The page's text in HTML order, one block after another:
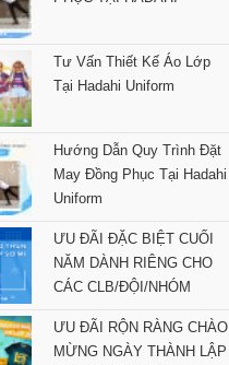
Tư Vấn Thiết Kế Áo Lớp
Tại Hadahi Uniform
Hướng Dẫn Quy Trình Đặt
May Đồng Phục Tại Hadahi
Uniform
ƯU ĐÃI ĐẶC BIỆT CUỐI
NĂM DÀNH RIÊNG CHO
CÁC CLB/ĐỘI/NHÓM
ƯU ĐÃI RỘN RÀNG CHÀO
MỪNG NGÀY THÀNH LẬP